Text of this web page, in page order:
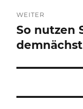
WEITER
Nächster
Beitrag:
So nutzen